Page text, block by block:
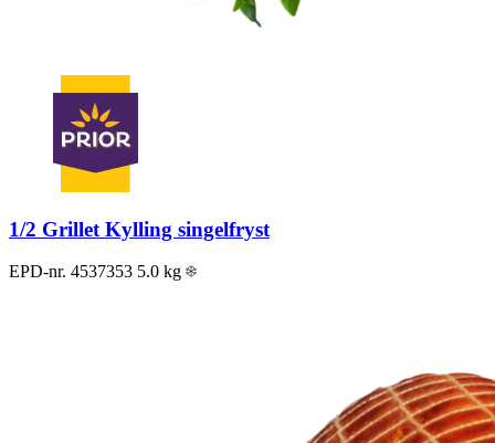
1/2 Grillet Kylling singelfryst
EPD-nr. 4537353 5.0 kg